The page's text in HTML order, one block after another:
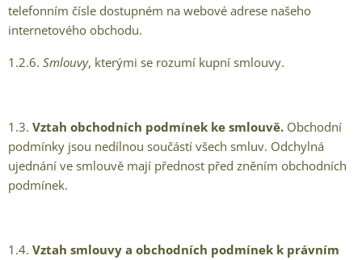
telefonním čísle dostupném na webové adrese našeho
internetového obchodu.
1.2.6. Smlouvy, kterými se rozumí kupní smlouvy.
1.3. Vztah obchodních podmínek ke smlouvě. Obchodní
podmínky jsou nedílnou součástí všech smluv. Odchylná
ujednání ve smlouvě mají přednost před zněním obchodních
podmínek.
1.4. Vztah smlouvy a obchodních podmínek k právním